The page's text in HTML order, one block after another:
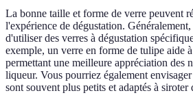
La bonne taille et forme de verre peuvent
l'expérience de dégustation.
d'utiliser des verres à dégustation
exemple, un verre en forme de tulipe aide
permettant une meilleure appréciation des
liqueur. Vous pourriez également
sont souvent plus petits et adaptés à siroter